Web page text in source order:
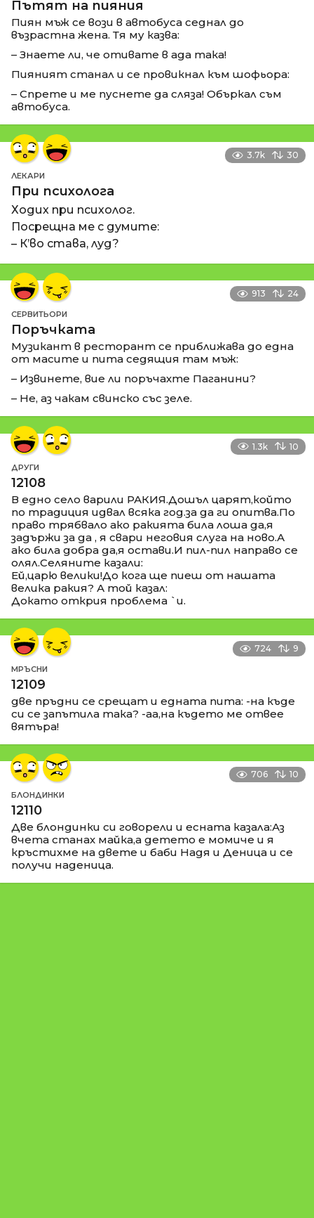
Пътят на пияния
Пиян мъж се вози в автобуса седнал до
възрастна жена. Тя му казва:
– Знаете ли, че отивате в ада така!
Пияният станал и се провикнал към шофьора:
– Спрете и ме пуснете да сляза! Объркал съм
автобуса.
3.7k 30
ЛЕКАРИ
При психолога
Ходих при психолог.
Посрещна ме с думите:
– К’во става, луд?
913 24
СЕРВИТЬОРИ
Поръчката
Музикант в ресторант се приближава до една
от масите и пита седящия там мъж:
– Извинете, вие ли поръчахте Паганини?
– Не, аз чакам свинско със зеле.
1.3k 10
ДРУГИ
12108
В едно село варили РАКИЯ.Дошъл царят,който
по традиция идвал всяка год.за да ги опитва.По
право трябвало ако ракията била лоша да,я
задържи за да , я свари неговия слуга на ново.А
ако била добра да,я остави.И пил-пил направо се
олял.Селяните казали:
Ей,царю велики!До кога ще пиеш от нашата
велика ракия? А той казал:
Докато открия проблема `и.
724 9
МРЪСНИ
12109
две пръдни се срещат и едната пита: -на къде
си се запътила така? -аа,на където ме отвее
вятъра!
706 10
БЛОНДИНКИ
12110
Две блондинки си говорели и есната казала:Аз
вчета станах майка,а детето е момиче и я
кръстихме на двете и баби Надя и Деница и се
получи наденица.